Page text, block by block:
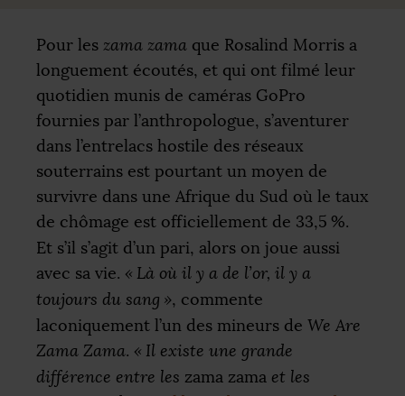
Pour les zama zama que Rosalind Morris a
longuement écoutés, et qui ont filmé leur
quotidien munis de caméras GoPro
fournies par l’anthropologue, s’aventurer
dans l’entrelacs hostile des réseaux
souterrains est pourtant un moyen de
survivre dans une Afrique du Sud où le taux
de chômage est officiellement de 33,5 %.
Et s’il s’agit d’un pari, alors on joue aussi
avec sa vie. « Là où il y a de l’or, il y a
toujours du sang », commente
laconiquement l’un des mineurs de We Are
Zama Zama. « Il existe une grande
différence entre les zama zama et les